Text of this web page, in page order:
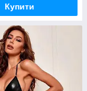
Купити